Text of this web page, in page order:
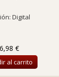
Digital
6,98 €
al carrito